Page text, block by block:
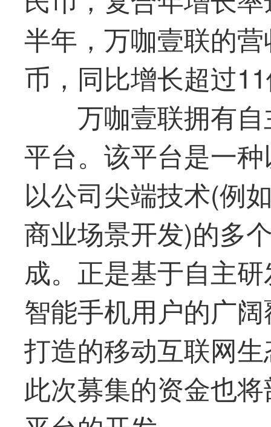
半年，万咖壹联的
币，同比增长超过
万咖壹联拥有
平台。该平台是一
以公司尖端技术(例
商业场景开发)的多
成。正是基于自主
智能手机用户的广
打造的移动互联网
此次募集的资金也